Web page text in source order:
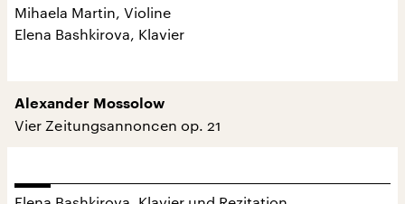
Mihaela Martin, Violine
Elena Bashkirova, Klavier
Alexander Mossolow
Vier Zeitungsannoncen op. 21